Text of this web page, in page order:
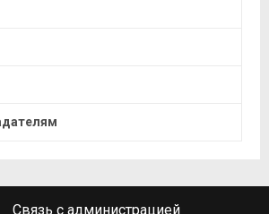
Связь с администрацией